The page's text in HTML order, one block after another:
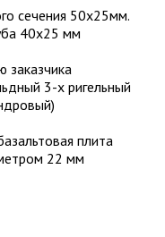
сечения 50х25мм.
40х25 мм
заказчика
3-х ригельный
плита
22 мм